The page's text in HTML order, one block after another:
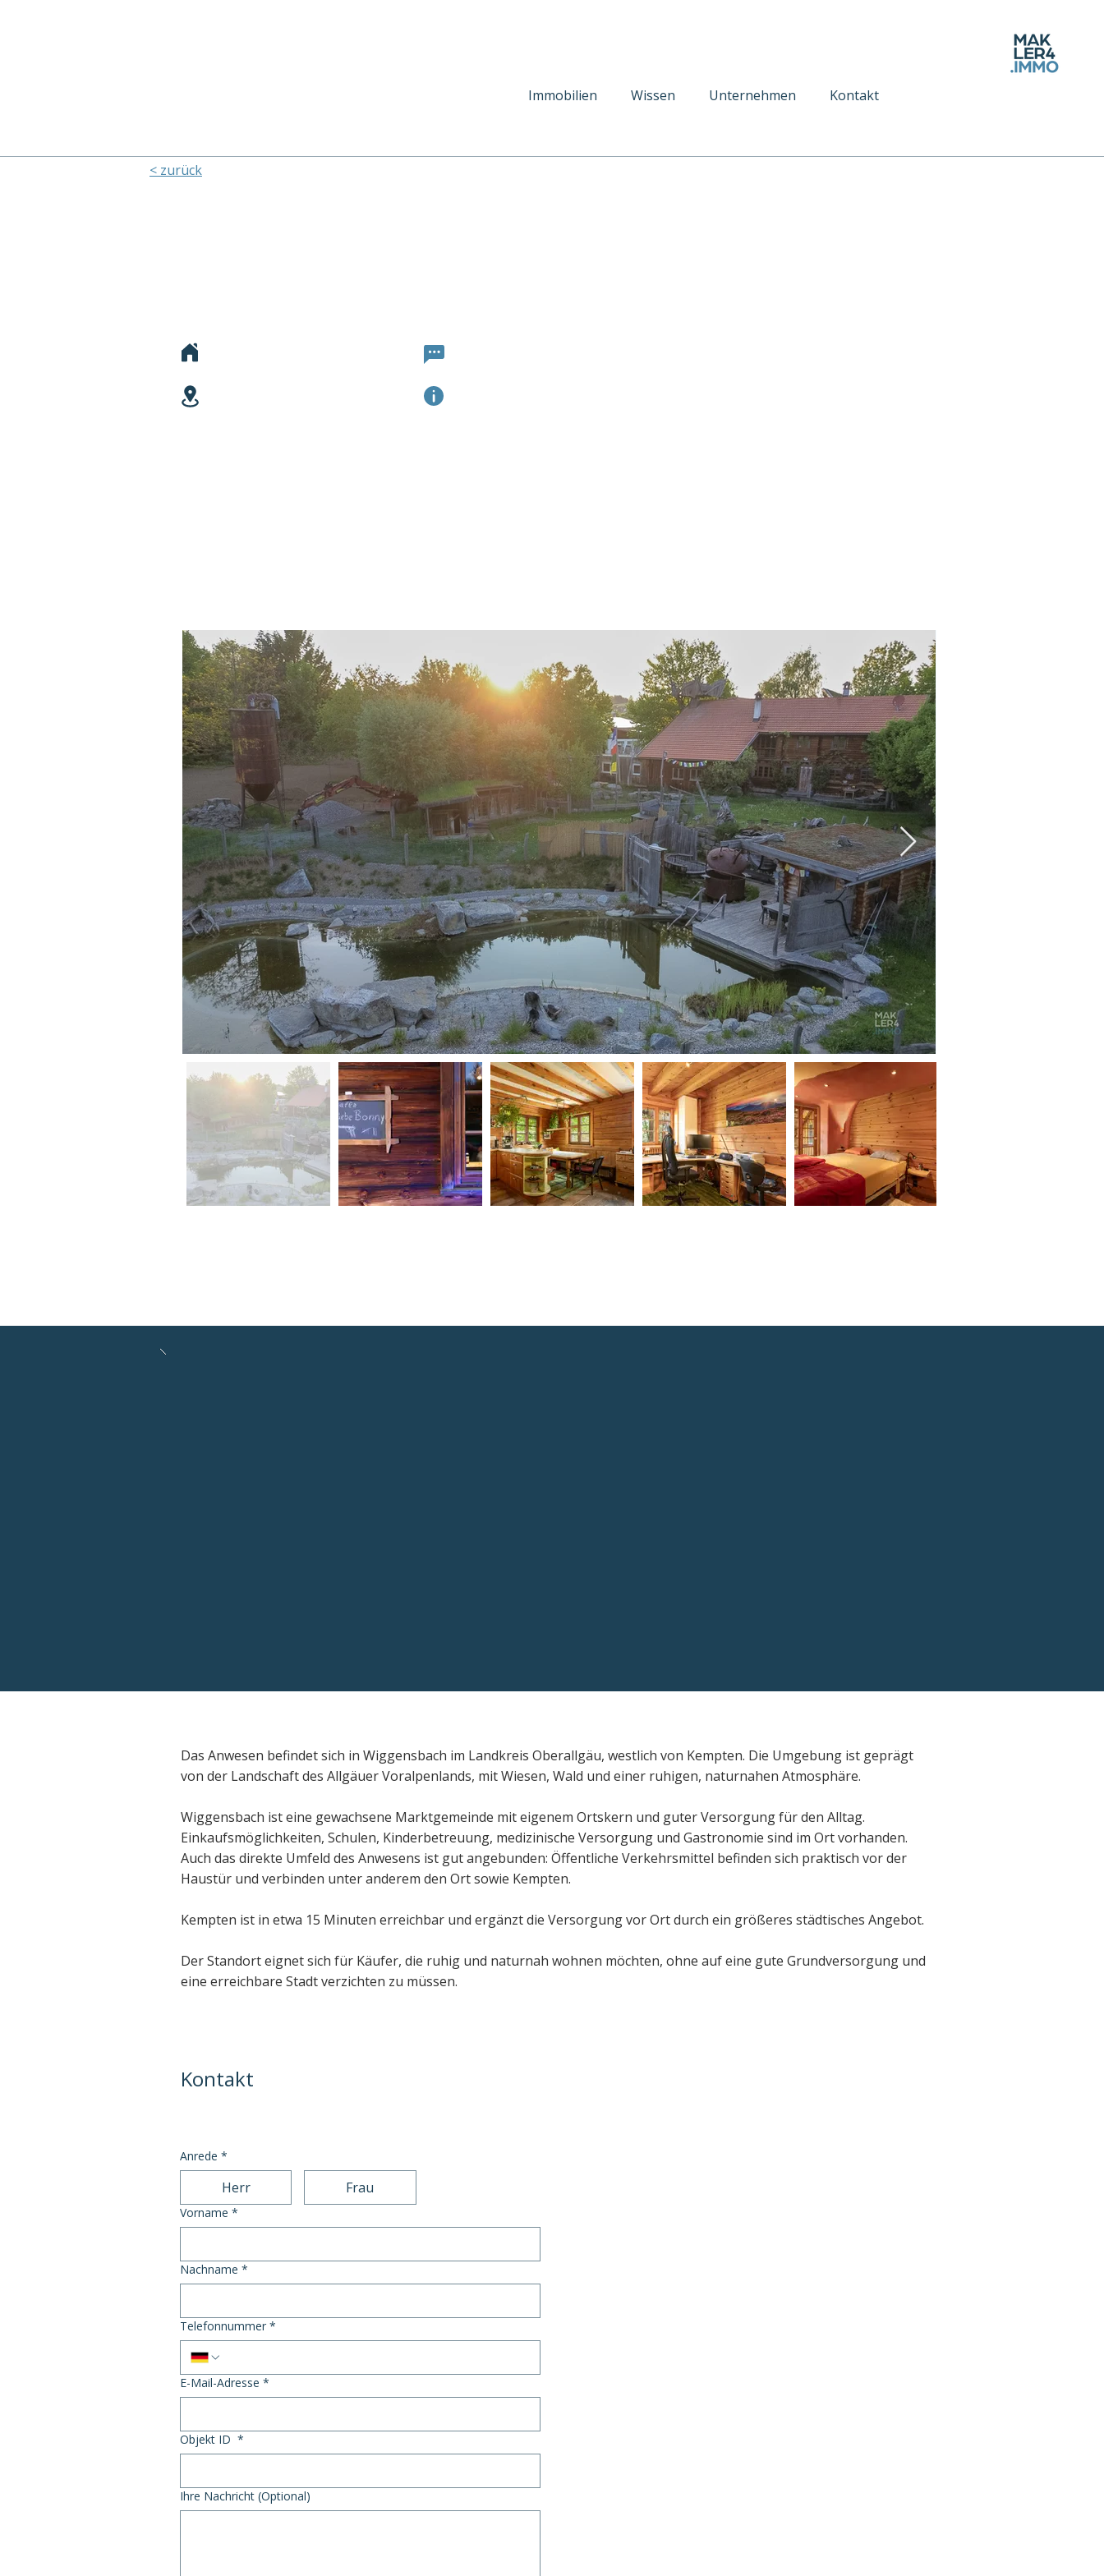
Immobilien Wissen Unternehmen Kontakt
< zurück
Das Anwesen befindet sich in Wiggensbach im Landkreis Oberallgäu, westlich von Kempten. Die Umgebung ist geprägt
von der Landschaft des Allgäuer Voralpenlands, mit Wiesen, Wald und einer ruhigen, naturnahen Atmosphäre.
Wiggensbach ist eine gewachsene Marktgemeinde mit eigenem Ortskern und guter Versorgung für den Alltag.
Einkaufsmöglichkeiten, Schulen, Kinderbetreuung, medizinische Versorgung und Gastronomie sind im Ort vorhanden.
Auch das direkte Umfeld des Anwesens ist gut angebunden: Öffentliche Verkehrsmittel befinden sich praktisch vor der
Haustür und verbinden unter anderem den Ort sowie Kempten.
Kempten ist in etwa 15 Minuten erreichbar und ergänzt die Versorgung vor Ort durch ein größeres städtisches Angebot.
Der Standort eignet sich für Käufer, die ruhig und naturnah wohnen möchten, ohne auf eine gute Grundversorgung und
eine erreichbare Stadt verzichten zu müssen.
Kontakt
Anrede *
Herr Frau
Vorname *
Nachname *
Telefonnummer *
E-Mail-Adresse *
Objekt ID *
Ihre Nachricht (Optional)